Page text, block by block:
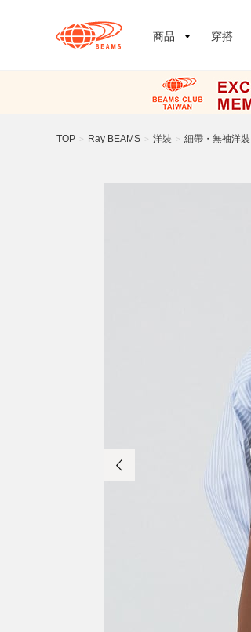
商品 穿搭
TOP > Ray BEAMS > 洋裝 > 細帶・無袖洋裝